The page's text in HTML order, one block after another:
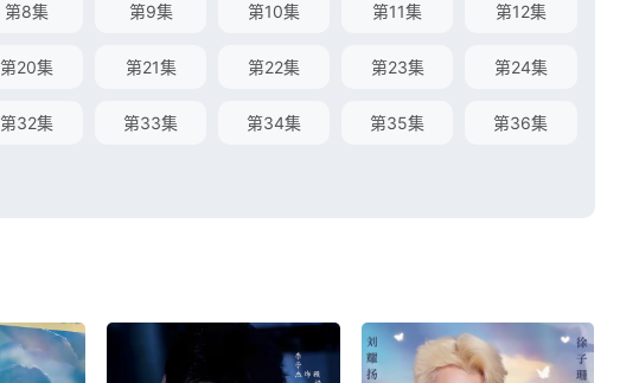
第8集 第9集 第10集 第11集 第12集
第20集 第21集 第22集 第23集 第24集
第32集 第33集 第34集 第35集 第36集